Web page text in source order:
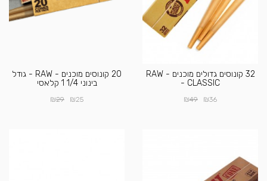
32 קונוסים גדולים מוכנים - RAW
- CLASSIC
₪36
₪49
20 קונוסים מוכנים - RAW - גודל
בינוני 1/4 1 קלאסי
₪25
₪29